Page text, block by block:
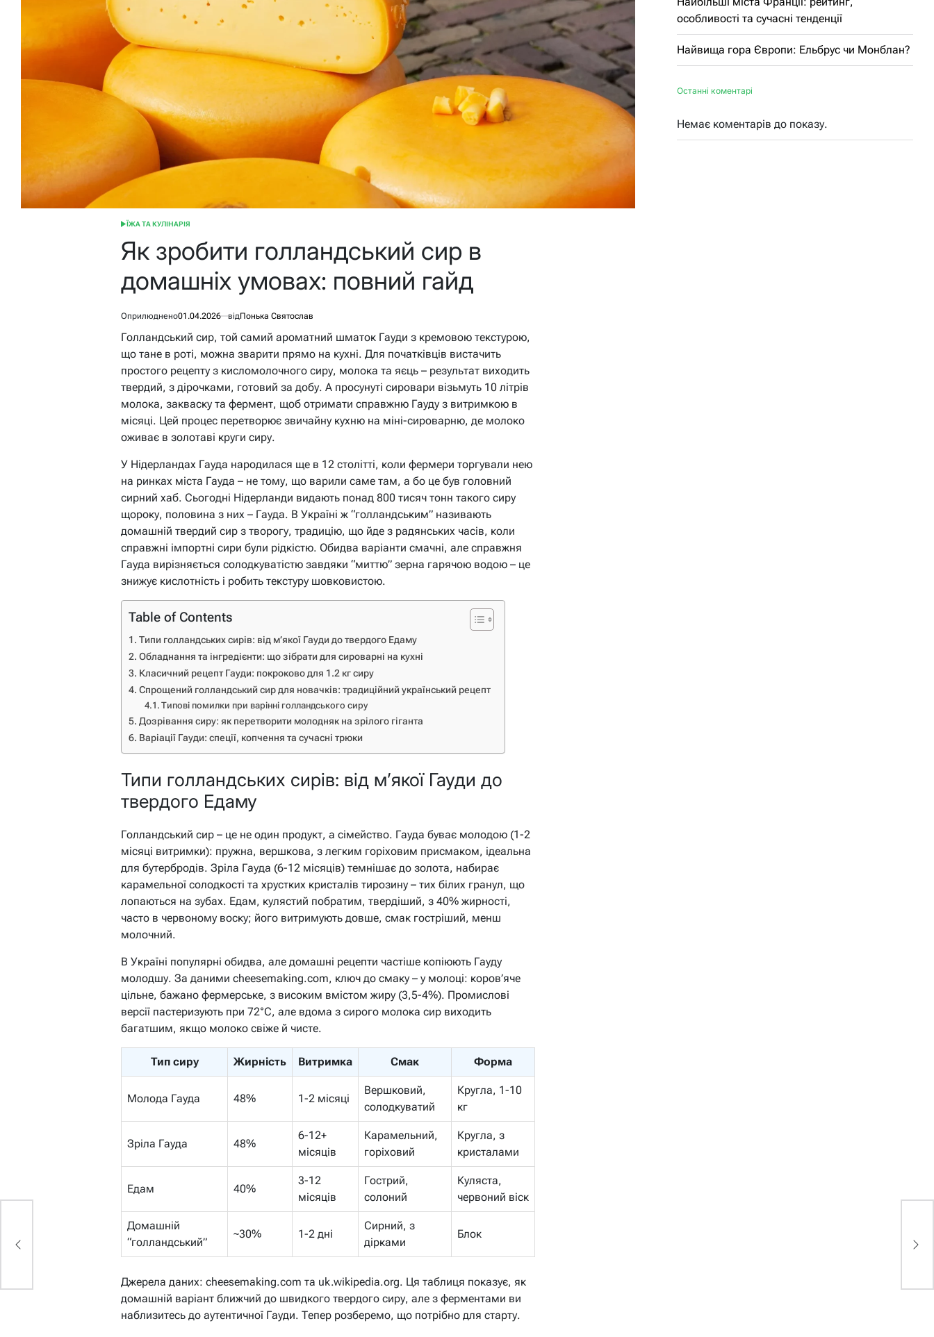
ОПУБЛІКУВАТИ
ЇЖА ТА КУЛІНАРІЯ
Як зробити голландський сир в
домашніх умовах: повний гайд
Оприлюднено01.04.2026 відПонька Святослав
Голландський сир, той самий ароматний шматок Гауди з кремовою текстурою,
що тане в роті, можна зварити прямо на кухні. Для початківців вистачить
простого рецепту з кисломолочного сиру, молока та яєць – результат виходить
твердий, з дірочками, готовий за добу. А просунуті сировари візьмуть 10 літрів
молока, закваску та фермент, щоб отримати справжню Гауду з витримкою в
місяці. Цей процес перетворює звичайну кухню на міні-сироварню, де молоко
оживає в золотаві круги сиру.
У Нідерландах Гауда народилася ще в 12 столітті, коли фермери торгували нею
на ринках міста Гауда – не тому, що варили саме там, а бо це був головний
сирний хаб. Сьогодні Нідерланди видають понад 800 тисяч тонн такого сиру
щороку, половина з них – Гауда. В Україні ж “голландським” називають
домашній твердий сир з творогу, традицію, що йде з радянських часів, коли
справжні імпортні сири були рідкістю. Обидва варіанти смачні, але справжня
Гауда вирізняється солодкуватістю завдяки “миттю” зерна гарячою водою – це
знижує кислотність і робить текстуру шовковистою.
Table of Contents
Типи голландських сирів: від м’якої Гауди до твердого Едаму
Обладнання та інгредієнти: що зібрати для сироварні на кухні
Класичний рецепт Гауди: покроково для 1.2 кг сиру
Спрощений голландський сир для новачків: традиційний український рецепт
Типові помилки при варінні голландського сиру
Дозрівання сиру: як перетворити молодняк на зрілого гіганта
Варіації Гауди: спеції, копчення та сучасні трюки
Типи голландських сирів: від м’якої Гауди до
твердого Едаму
Голландський сир – це не один продукт, а сімейство. Гауда буває молодою (1-2
місяці витримки): пружна, вершкова, з легким горіховим присмаком, ідеальна
для бутербродів. Зріла Гауда (6-12 місяців) темнішає до золота, набирає
карамельної солодкості та хрустких кристалів тирозину – тих білих гранул, що
лопаються на зубах. Едам, кулястий побратим, твердіший, з 40% жирності,
часто в червоному воску; його витримують довше, смак гостріший, менш
молочний.
В Україні популярні обидва, але домашні рецепти частіше копіюють Гауду
молодшу. За даними cheesemaking.com, ключ до смаку – у молоці: коров’яче
цільне, бажано фермерське, з високим вмістом жиру (3,5-4%). Промислові
версії пастеризують при 72°C, але вдома з сирого молока сир виходить
багатшим, якщо молоко свіже й чисте.
Тип сиру Жирність Витримка Смак Форма
Молода Гауда 48% 1-2 місяці
Вершковий,
солодкуватий
Кругла, 1-10
кг
Зріла Гауда 48%
6-12+
місяців
Карамельний,
горіховий
Кругла, з
кристалами
Едам 40%
3-12
місяців
Гострий,
солоний
Куляста,
червоний віск
Домашній
“голландський”
~30% 1-2 дні
Сирний, з
дірками
Блок
Джерела даних: cheesemaking.com та uk.wikipedia.org. Ця таблиця показує, як
домашній варіант ближчий до швидкого твердого сиру, але з ферментами ви
наблизитесь до аутентичної Гауди. Тепер розберемо, що потрібно для старту.
особливості та сучасні тенденції
Найвища гора Європи: Ельбрус чи Монблан?
Останні коментарі
Немає коментарів до показу.